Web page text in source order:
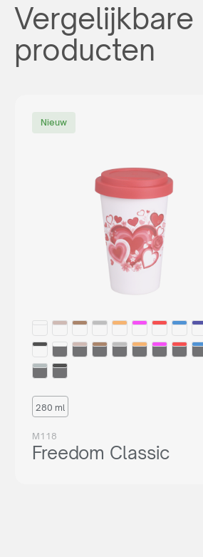
Vergelijkbare
producten
Nieuw
280 ml
M118
Freedom Classic